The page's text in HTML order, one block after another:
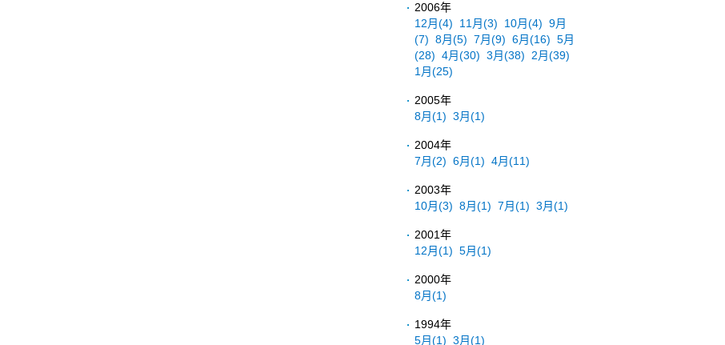
2006年
12月(4) 11月(3) 10月(4) 9月
(7) 8月(5) 7月(9) 6月(16) 5月
(28) 4月(30) 3月(38) 2月(39)
1月(25)
2005年
8月(1) 3月(1)
2004年
7月(2) 6月(1) 4月(11)
2003年
10月(3) 8月(1) 7月(1) 3月(1)
2001年
12月(1) 5月(1)
2000年
8月(1)
1994年
5月(1) 3月(1)